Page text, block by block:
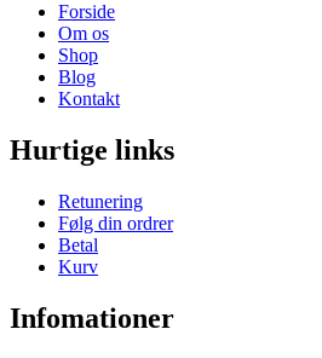
Forside
Om os
Shop
Blog
Kontakt
Hurtige links
Retunering
Følg din ordrer
Betal
Kurv
Infomationer